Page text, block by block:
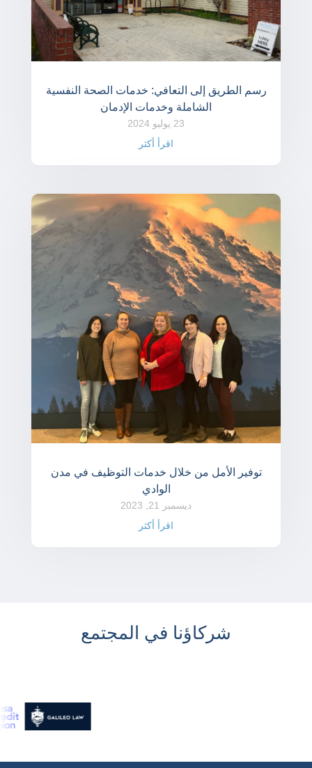
رسم الطريق إلى التعافي: خدمات الصحة النفسية
الشاملة وخدمات الإدمان
23 يوليو 2024
اقرأ أكثر
توفير الأمل من خلال خدمات التوظيف في مدن
الوادي
ديسمبر 21, 2023
اقرأ أكثر
شركاؤنا في المجتمع